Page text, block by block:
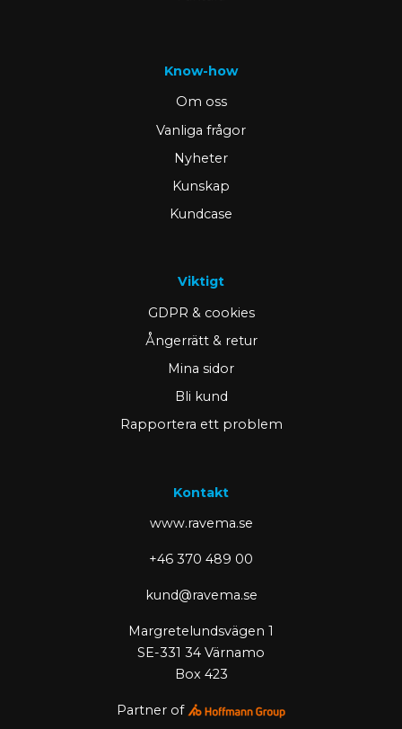
Know-how
Om oss
Vanliga frågor
Nyheter
Kunskap
Kundcase
Viktigt
GDPR & cookies
Ångerrätt & retur
Mina sidor
Bli kund
Rapportera ett problem
Kontakt
www.ravema.se
+46 370 489 00
kund@ravema.se
Margretelundsvägen 1
SE-331 34 Värnamo
Box 423
Partner of